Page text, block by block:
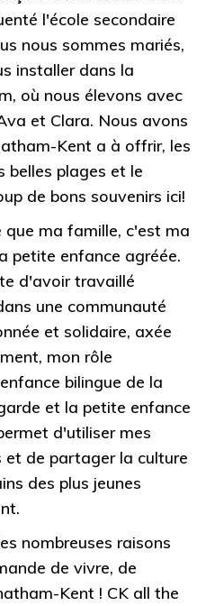
l'école secondaire
nous sommes mariés,
installer dans la
où nous élevons avec
et Clara. Nous avons
Kent a à offrir, les
belles plages et le
de bons souvenirs ici!
ma famille, c'est ma
petite enfance agréée.
d'avoir travaillé
une communauté
et solidaire, axée
mon rôle
bilingue de la
et la petite enfance
d'utiliser mes
et de partager la culture
des plus jeunes
nombreuses raisons
de vivre, de
Kent ! CK all the